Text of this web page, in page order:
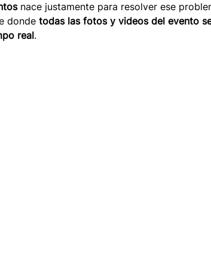
nace justamente para resolver ese
donde todas las fotos y videos del evento
real.